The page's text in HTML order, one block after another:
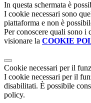
In questa schermata è
I cookie necessari sono
piattaforma e non è
Per conoscere quali sono i
visionare la COOKIE
Cookie necessari per il
I cookie necessari per il
disabilitati. È possibile
policy.